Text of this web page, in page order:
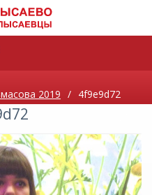
2019 / 4f9e9d72